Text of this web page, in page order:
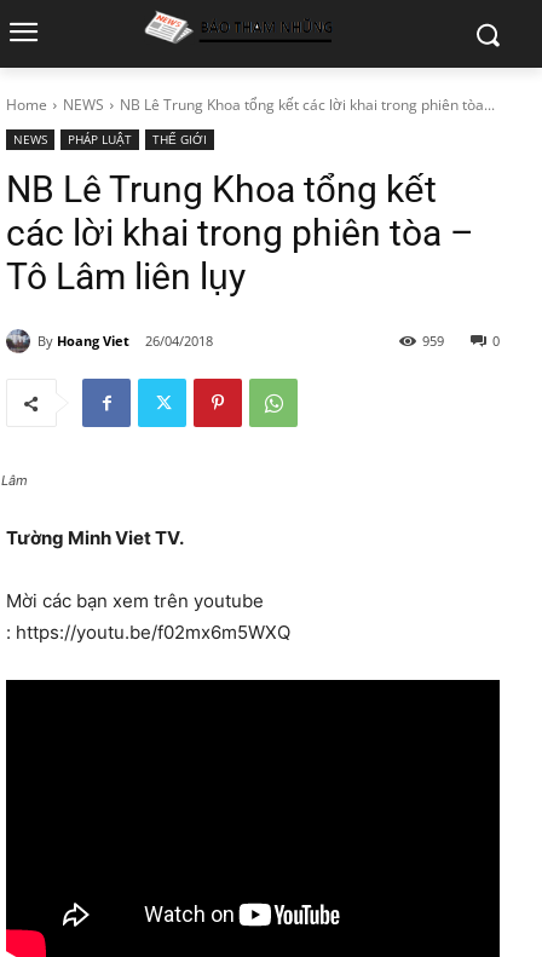
Home NEWS NB Lê Trung Khoa tổng kết các lời khai trong phiên tòa...
NEWS PHÁP LUẬT THẾ GIỚI
NB Lê Trung Khoa tổng kết
các lời khai trong phiên tòa –
Tô Lâm liên lụy
By Hoang Viet 26/04/2018 0
959
Tường Minh Viet TV.
Mời các bạn xem trên youtube
: https://youtu.be/f02mx6m5WXQ